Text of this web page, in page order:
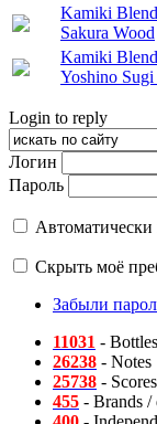
Kamiki
Sakura Wood
Kamiki
Yoshino Sugi
Login to reply
Логин
Пароль
Скрыть моё
Забыли
11031 - Bottles
26238 - Notes
25738 - Scores
455 - Brands /